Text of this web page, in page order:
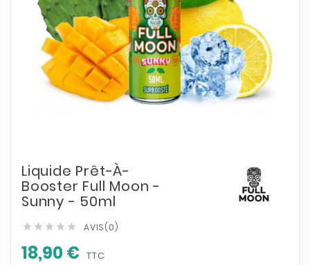
Liquide Prêt-À-
Booster Full Moon -
Sunny - 50ml
     AVIS(0)
18,90 € TTC